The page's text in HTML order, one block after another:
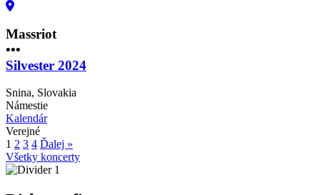
Massriot
•••
Silvester 2024
Snina, Slovakia
Námestie
Kalendár
Verejné
1 2 3 4 Ďalej »
Všetky koncerty